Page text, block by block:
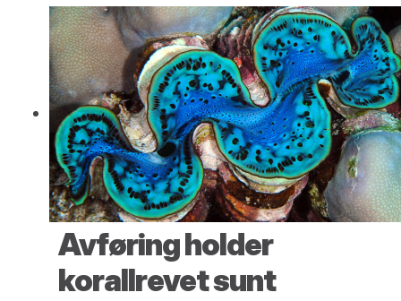
Avføring holder
korallrevet sunt